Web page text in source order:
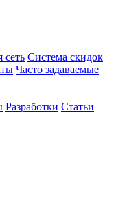
сеть Система скидок
Часто задаваемые
Разработки Статьи